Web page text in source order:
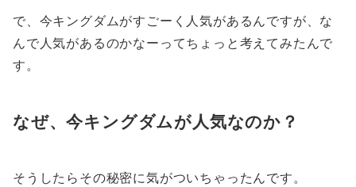
で、今キングダムがすごーく人気があるんですが、な
んで人気があるのかなーってちょっと考えてみたんで
す。
なぜ、今キングダムが人気なのか？
そうしたらその秘密に気がついちゃったんです。